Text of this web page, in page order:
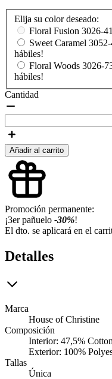
Elija su color deseado:
Floral Fusion 3026-
Sweet Caramel
hábiles!
Floral Woods 3026-
hábiles!
Cantidad
Añadir al carrito
Promoción permanente:
¡3er pañuelo -30%!
El dto. se aplicará en el
Detalles
Marca
House of Christine
Composición
Interior: 47,5%
Exterior: 100%
Tallas
Única